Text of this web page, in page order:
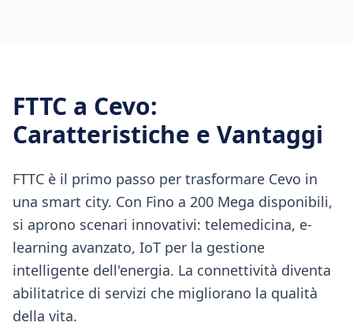
FTTC a Cevo:
Caratteristiche e Vantaggi
FTTC è il primo passo per trasformare Cevo in
una smart city. Con Fino a 200 Mega disponibili,
si aprono scenari innovativi: telemedicina, e-
learning avanzato, IoT per la gestione
intelligente dell'energia. La connettività diventa
abilitatrice di servizi che migliorano la qualità
della vita.